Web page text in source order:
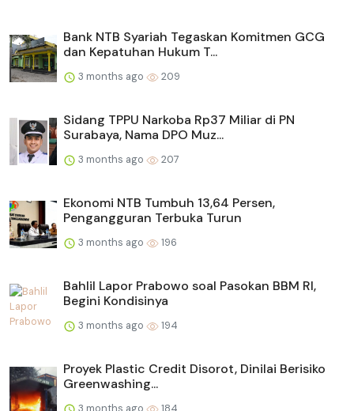
Bank NTB Syariah Tegaskan Komitmen GCG
dan Kepatuhan Hukum T...
3 months ago 209
Sidang TPPU Narkoba Rp37 Miliar di PN
Surabaya, Nama DPO Muz...
3 months ago 207
Ekonomi NTB Tumbuh 13,64 Persen,
Pengangguran Terbuka Turun
3 months ago 196
Bahlil Lapor Prabowo soal Pasokan BBM RI,
Begini Kondisinya
3 months ago 194
Proyek Plastic Credit Disorot, Dinilai Berisiko
Greenwashing...